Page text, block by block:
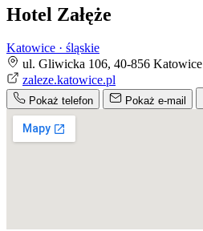
Hotel Załęże
Katowice · śląskie
ul. Gliwicka 106, 40-856 Katowice
zaleze.katowice.pl
Pokaż telefon Pokaż e-mail